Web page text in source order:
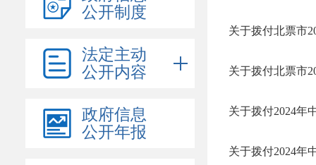
公开制度
法定主动
公开内容
政府信息
公开年报
关于拨付北票市